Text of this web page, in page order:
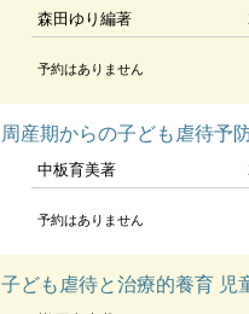
森田ゆり編著
予約はありません
周産期からの子ども虐待予
中板育美著
予約はありません
子ども虐待と治療的養育 児